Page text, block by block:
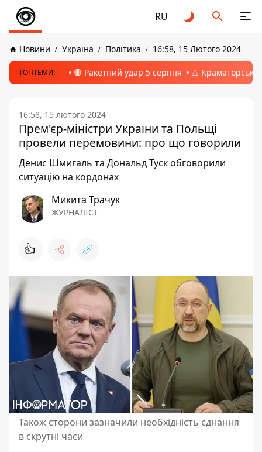
RU
Новини Україна Політика 16:58, 15 Лютого 2024
ТОПТЕМИ: 🔴 Ракетний удар 5 серпня ⚠️ Краматорськ,
16:58, 15 лютого 2024
Прем'єр-міністри України та Польщі
провели перемовини: про що говорили
Денис Шмигаль та Дональд Туск обговорили
ситуацію на кордонах
Микита Трачук
ЖУРНАЛІСТ
👍
Також сторони зазначили необхідність єднання
в скрутні часи